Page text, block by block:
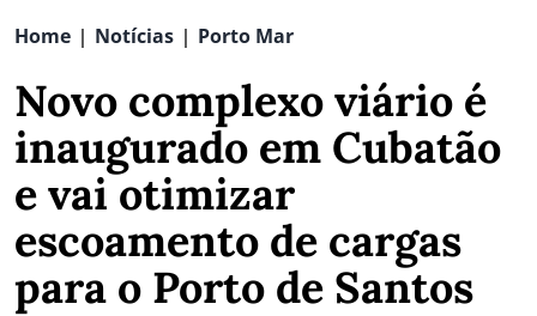
Home | Notícias | Porto Mar
Novo complexo viário é
inaugurado em Cubatão
e vai otimizar
escoamento de cargas
para o Porto de Santos